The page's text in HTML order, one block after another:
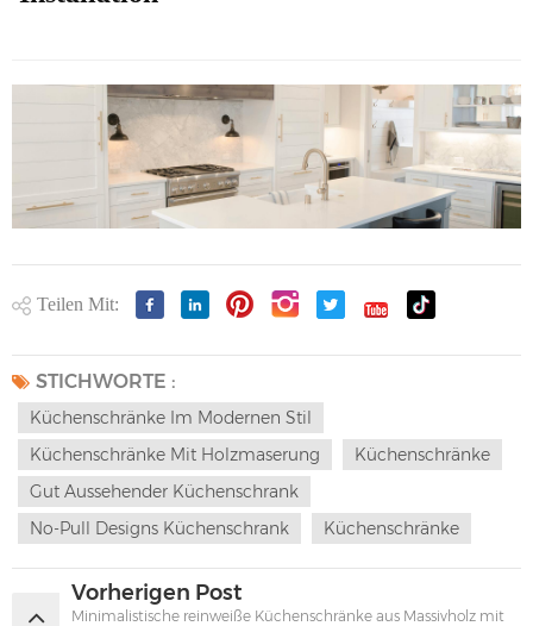
Teilen Mit:
STICHWORTE :
Küchenschränke Im Modernen Stil
Küchenschränke Mit Holzmaserung
Küchenschränke
Gut Aussehender Küchenschrank
No-Pull Designs Küchenschrank
Küchenschränke
Vorherigen Post
Minimalistische reinweiße Küchenschränke aus Massivholz mit